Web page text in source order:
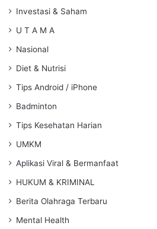
Investasi & Saham
U T A M A
Nasional
Diet & Nutrisi
Tips Android / iPhone
Badminton
Tips Kesehatan Harian
UMKM
Aplikasi Viral & Bermanfaat
HUKUM & KRIMINAL
Berita Olahraga Terbaru
Mental Health